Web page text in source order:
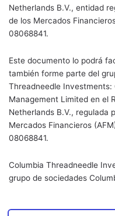
Netherlands B.V., entidad
de los Mercados
08068841.
Este documento lo podrá
también forme parte del
Threadneedle Investments:
Management Limited en el
Netherlands B.V., regulada
Mercados Financieros
08068841.
Columbia Threadneedle
grupo de sociedades